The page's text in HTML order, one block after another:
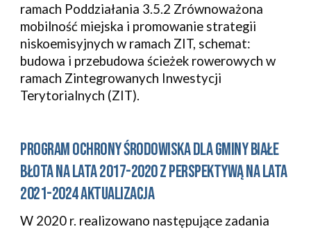
ramach Poddziałania 3.5.2 Zrównoważona
mobilność miejska i promowanie strategii
niskoemisyjnych w ramach ZIT, schemat:
budowa i przebudowa ścieżek rowerowych w
ramach Zintegrowanych Inwestycji
Terytorialnych (ZIT).
PROGRAM OCHRONY ŚRODOWISKA DLA GMINY BIAŁE
BŁOTA NA LATA 2017-2020 Z PERSPEKTYWĄ NA LATA
2021-2024 AKTUALIZACJA
W 2020 r. realizowano następujące zadania